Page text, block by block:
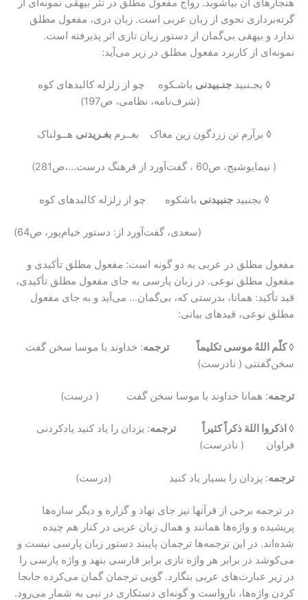
هنجارهای آن بیاشوبد. رواج مفعول مطلق در نثر بیهقی نمونه‌ای از
گرته‌برداری نحوی از زبان عربی است. زبان دری، مفعول مطلق
ندارد و بیهقی بی‌گمان از دستور زبان تازی اثر پذیرفته است.
نمونه‌ای از کاربرد مفعول مطلق در زیر می‌آید:
◊ بجـنبیدجنـبیدنی باشـکوه چو از زلزله کالبدهای کوه
(شرف‌نامه، نظامی، ص197)
◊ برآرم تن زردگون زین مغاک بغــرمبغـریدنی هــولناک
( نیمایوشیج، ص60 ، گفت‌آورد از فرهنگ درست…،ص281)
◊ بجنبیدجنبیدنی باشکوه چو از زلزله کالبدهای کوه
(سعدی، گفت‌آورد از: دستور خیام‌پور، ص64)
مفعول مطلق در عربی به دو گونه است: مفعول مطلق تأکیدی و
مفعول مطلق نوعی. در زبان پارسی به جای مفعول مطلق تأکیدی،
قید تأکید: همانا، بدرستی که، بی‌گمان… می‌آید و به جای مفعول
مطلق نوعی، قیدهای بیانی:
◊کلّم اللهُ موسی تکلیماً ترجمه: خداوند با موسا سخن گفت
سخن‌گفتنی ( نادرست)
ترجمه: همانا خداوند با موسا سخن گفت ( درست)
◊ اذکروا اللهَ ذکراً کثیراً ترجمه: یزدان را یاد کنید یادکردنی
فراوان ( نادرست)
ترجمه: یزدان را بسیار یاد کنید (درست)
در ترجمه برخی از قرآنها نیز جای نهاد و گزاره و دیگر سازه‌ها
پریشیده و واژه‌ها همانند و همال زبان عربی در کنار هم چیده
شده‌اند. در این ترجمه‌ها ترجمان پایبند دستور زبان پارسی نیست و
می‌کوشد در برابر هر واژه تازی برابر فارسی بنهد و واژه پارسی را
در زیر عبارت‌های عربی بنگارد. گویی ترجمان گمان می‌کرده جابجا
کردن واژه‌ها، نارواست و گونه‌ای دستکاری در نبی به شمار می‌رود.